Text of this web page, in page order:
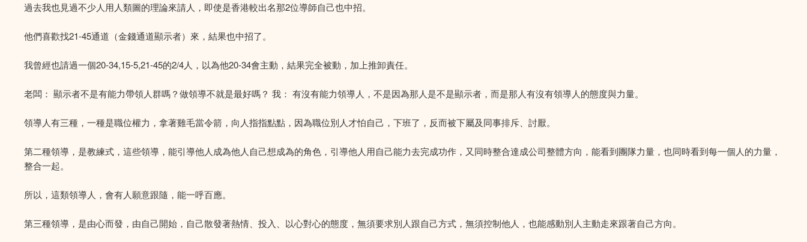
過去我也見過不少人用人類圖的理論來請人，即使是香港較出名那2位導師自己也中招。
他們喜歡找21-45通道（金錢通道顯示者）來，結果也中招了。
我曾經也請過一個20-34,15-5,21-45的2/4人，以為他20-34會主動，結果完全被動，加上推卸責任。
老闆： 顯示者不是有能力帶領人群嗎？做領導不就是最好嗎？ 我： 有沒有能力領導人，不是因為那人是不是顯示者，而是那人有沒有領導人的態度與力量。
領導人有三種，一種是職位權力，拿著雞毛當令箭，向人指指點點，因為職位別人才怕自己，下班了，反而被下屬及同事排斥、討厭。
第二種領導，是教練式，這些領導，能引導他人成為他人自己想成為的角色，引導他人用自己能力去完成功作，又同時整合達成公司整體方向，能看到團隊力量，也同時看到每一個人的力量，
整合一起。
所以，這類領導人，會有人願意跟隨，能一呼百應。
第三種領導，是由心而發，由自己開始，自己散發著熱情、投入、以心對心的態度，無須要求別人跟自己方式，無須控制他人，也能感動別人主動走來跟著自己方向。